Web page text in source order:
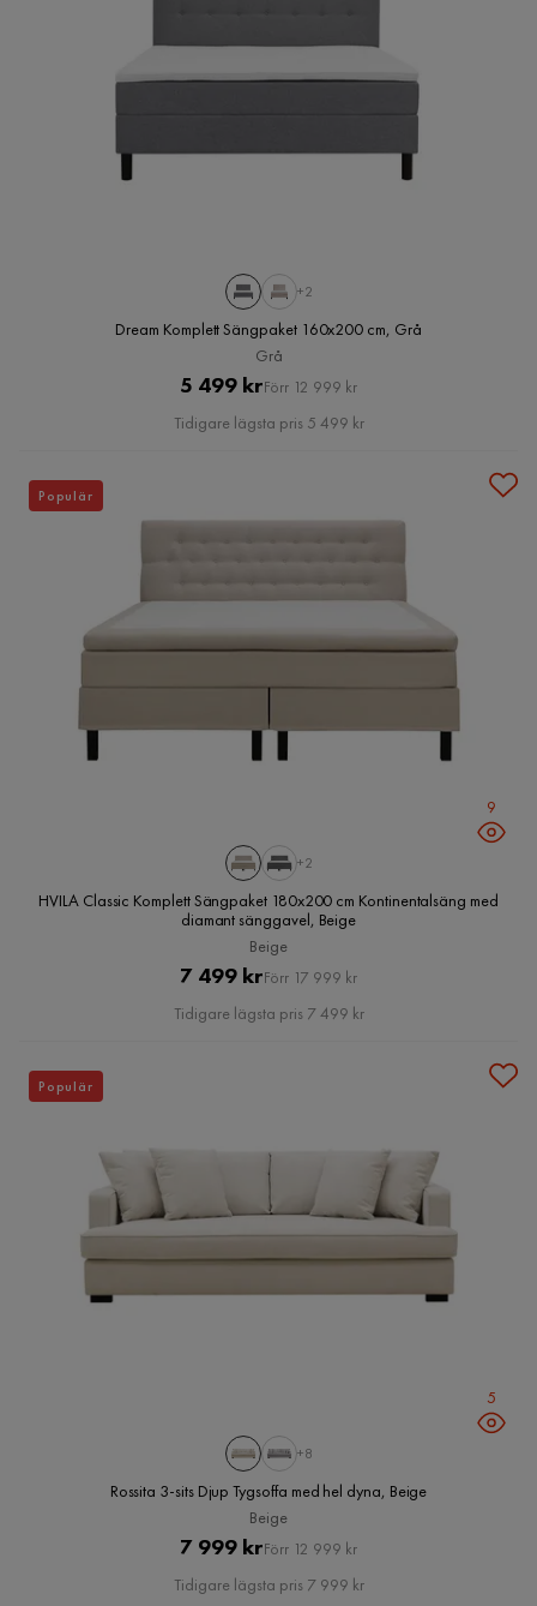
+2
Dream Komplett Sängpaket 160x200 cm, Grå
Grå
Pris
5 499 krOriginal
Pris
Förr 12 999 kr
Tidigare lägsta pris 5 499 kr
9
+2
HVILA Classic Komplett Sängpaket 180x200 cm Kontinentalsäng med
diamant sänggavel, Beige
Beige
Pris
7 499 krOriginal
Pris
Förr 17 999 kr
Tidigare lägsta pris 7 499 kr
Populär
5
+8
Rossita 3-sits Djup Tygsoffa med hel dyna, Beige
Beige
Pris
7 999 krOriginal
Pris
Förr 12 999 kr
Tidigare lägsta pris 7 999 kr
Populär